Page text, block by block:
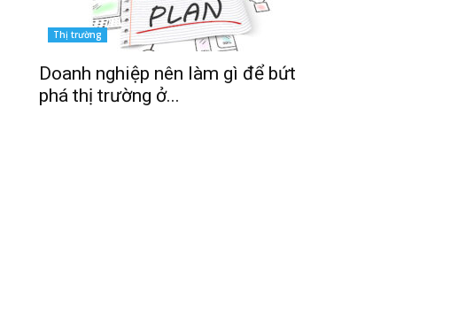
Thị trường
Doanh nghiệp nên làm gì để bứt
phá thị trường ở...